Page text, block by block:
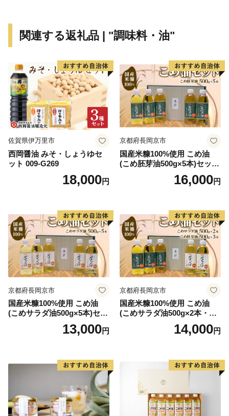
関連する返礼品 | "調味料・油"
佐賀県伊万里市
西岡醤油 みそ・しょうゆセ
ット 009-G269
18,000円
京都府長岡京市
国産米糠100%使用 こめ油
(こめ胚芽油500g×5本)セット
16,000円
京都府長岡京市
国産米糠100%使用 こめ油
(こめサラダ油500g×5本)セッ
13,000円
京都府長岡京市
国産米糠100%使用 こめ油
(こめサラダ油500g×2本・こ
め胚芽油500g×3本)セット [1
14,000円